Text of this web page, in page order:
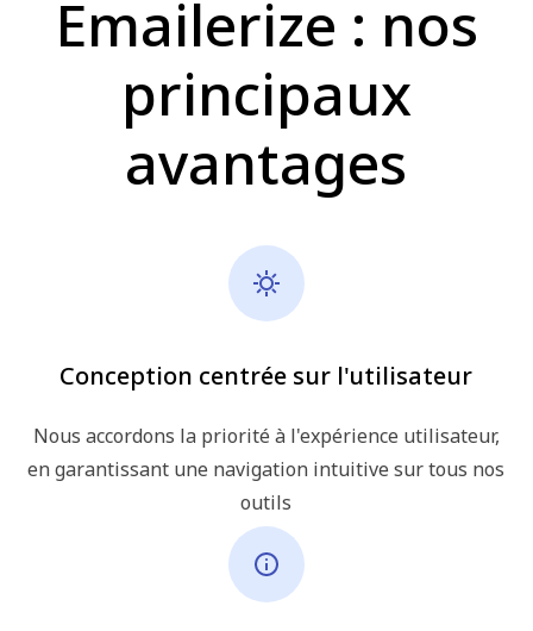
Emailerize : nos
principaux
avantages
Conception centrée sur l'utilisateur
Nous accordons la priorité à l'expérience utilisateur,
en garantissant une navigation intuitive sur tous nos
outils